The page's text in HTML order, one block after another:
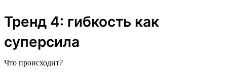
Тренд 4: гибкость как
суперсила
Что происходит?